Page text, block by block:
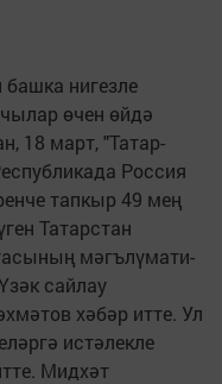
нигезле
өчен өйдә
18 март, "Татар-
Россия
тапкыр 49 мең
Татарстан
мәгълүмати-
сайлау
хәбәр итте. Ул
истәлекле
Мидхәт